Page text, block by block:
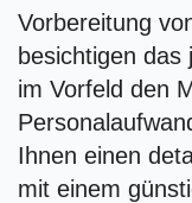
Vorbereitung
besichtigen das
im Vorfeld den
Ihnen einen
mit einem